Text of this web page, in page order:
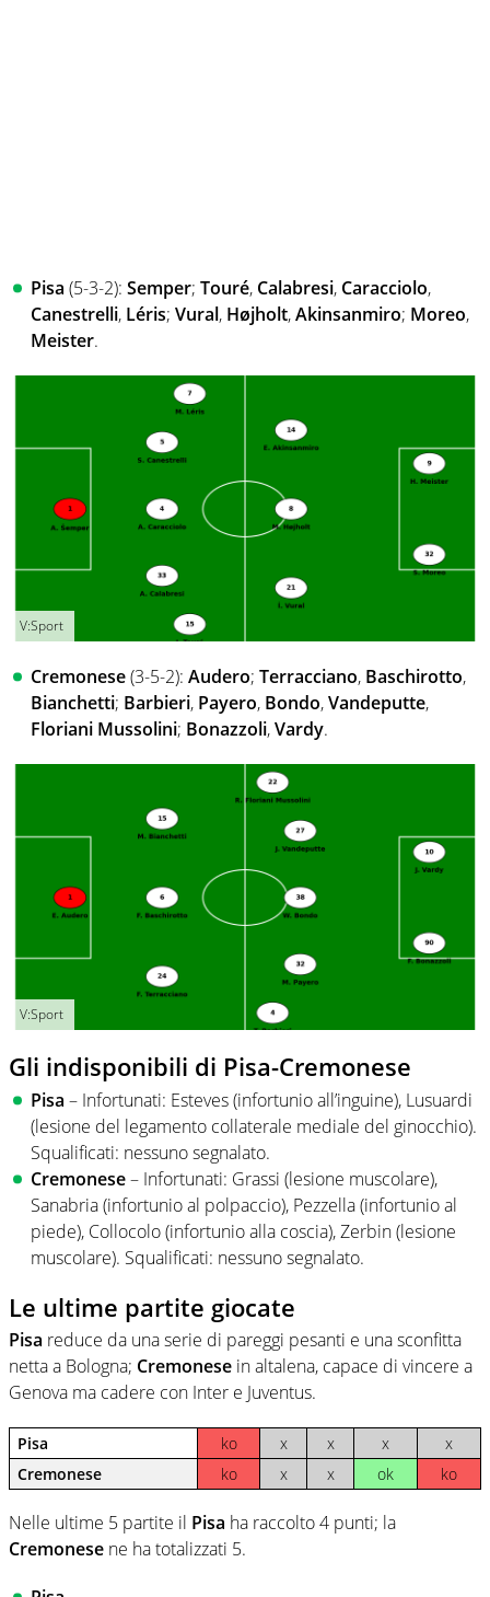
Pisa (5-3-2): Semper; Touré, Calabresi, Caracciolo,
Canestrelli, Léris; Vural, Højholt,Akinsanmiro; Moreo,
Meister.
V:Sport
Cremonese(3-5-2): Audero; Terracciano, Baschirotto,
Bianchetti; Barbieri, Payero, Bondo,Vandeputte,
Floriani Mussolini; Bonazzoli,Vardy.
V:Sport
Gli indisponibili di Pisa-Cremonese
Pisa – Infortunati: Esteves (infortunio all’inguine), Lusuardi
(lesione del legamento collaterale mediale del ginocchio).
Squalificati: nessuno segnalato.
Cremonese– Infortunati: Grassi (lesione muscolare),
Sanabria (infortunio al polpaccio), Pezzella (infortunio al
piede), Collocolo (infortunio alla coscia), Zerbin (lesione
muscolare). Squalificati: nessuno segnalato.
Le ultime partite giocate
Pisa reduce da una serie di pareggi pesanti e una sconfitta
netta a Bologna; Cremonese in altalena, capace di vincere a
Genova ma cadere con Inter e Juventus.
Pisa ko x x x
x
Cremonese
ko x x ok ko
Nelle ultime 5 partite il Pisa ha raccolto 4 punti; la
Cremonese ne ha totalizzati 5.